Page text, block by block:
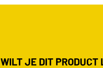
WILT JE DIT